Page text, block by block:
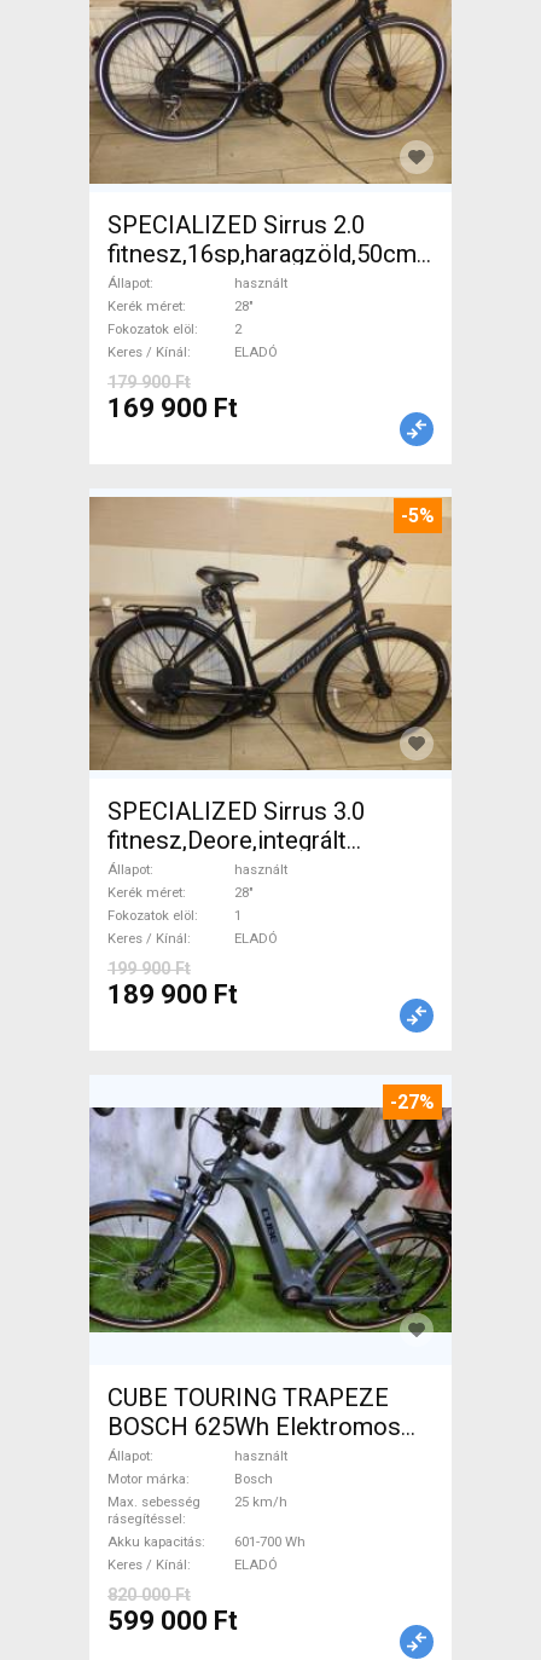
SPECIALIZED Sirrus 2.0
fitnesz,16sp,haragzöld,50cm,újszerű
Trekking/cross tárcsafék
használt ELADÓ
Állapot
használt
Kerék méret
28"
Fokozatok elöl
2
Keres / Kínál
ELADÓ
179 900 Ft
169 900 Ft
-5%
SPECIALIZED Sirrus 3.0
fitnesz,Deore,integrált
hajtás,11sp Trekking/cross
tárcsafék használt ELADÓ
Állapot
használt
Kerék méret
28"
Fokozatok elöl
1
Keres / Kínál
ELADÓ
199 900 Ft
189 900 Ft
-27%
CUBE TOURING TRAPEZE
BOSCH 625Wh Elektromos
Trekking/cross 25 km/h
Bosch 601-700 Wh használt
ELADÓ
Állapot
használt
Motor márka
Bosch
Max. sebesség
rásegítéssel
25 km/h
Akku kapacitás
601-700 Wh
Keres / Kínál
ELADÓ
820 000 Ft
599 000 Ft